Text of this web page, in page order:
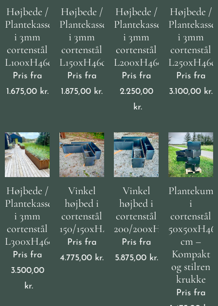
Højbede /
Plantekasser
i 3mm
cortenstål
L100xH46cm
Pris fra
1.675,00kr.
Højbede /
Plantekasser
i 3mm
cortenstål
L150xH46cm
Pris fra
1.875,00 kr.
Højbede /
Plantekasser
i 3mm
cortenstål
L200xH46cm
Pris fra
2.250,00
kr.
Højbede /
i 3mm
cortenstål
Pris fra
3.100,00 kr.
Højbede /
Plantekasser
i 3mm
cortenstål
L300xH46cm
Pris fra
3.500,00
kr.
Vinkel
højbed i
cortenstål
150/150xH46cm
Pris fra
4.775,00 kr.
Vinkel
højbed i
cortenstål
200/200xH46cm
Pris fra
5.875,00kr.
i
cortenstål
50x50xH46
cm –
Kompakt
og stilren
krukke
Pris fra